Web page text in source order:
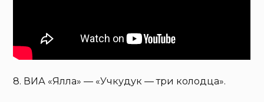
8. ВИА «Ялла» — «Учкудук — три колодца».